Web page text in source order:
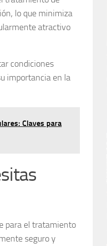
lo que minimiza
atractivo
condiciones
importancia en la
Claves para
para el tratamiento
seguro y